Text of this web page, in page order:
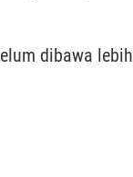
dibawa